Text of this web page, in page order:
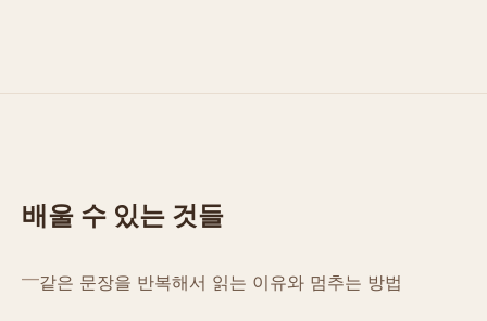
배울 수 있는 것들
—같은 문장을 반복해서 읽는 이유와 멈추는 방법